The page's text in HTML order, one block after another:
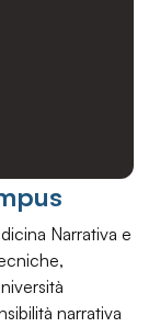
Narrativa e
narrativa